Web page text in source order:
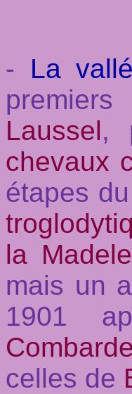
- La
Laussel,
chevaux
étapes du
la
mais un
1901
celles de